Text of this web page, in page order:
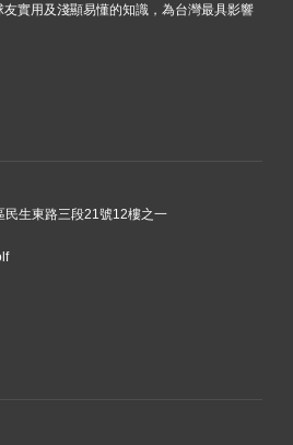
實用及淺顯易懂的知識，為台灣最具影響
民生東路三段21號12樓之一